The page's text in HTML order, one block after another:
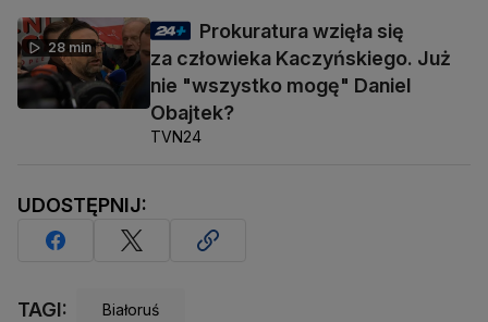
28 min
Prokuratura wzięła się
za człowieka Kaczyńskiego. Już
nie "wszystko mogę" Daniel
Obajtek?
TVN24
UDOSTĘPNIJ:
TAGI: Białoruś